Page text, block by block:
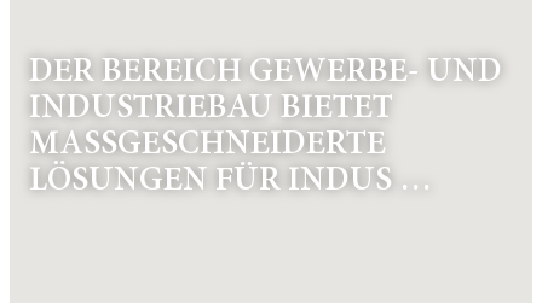
DER BEREICH GEWERBE- UND
INDUSTRIEBAU BIETET
MASSGESCHNEIDERTE L
ÖSUNGEN FÜR INDUS …